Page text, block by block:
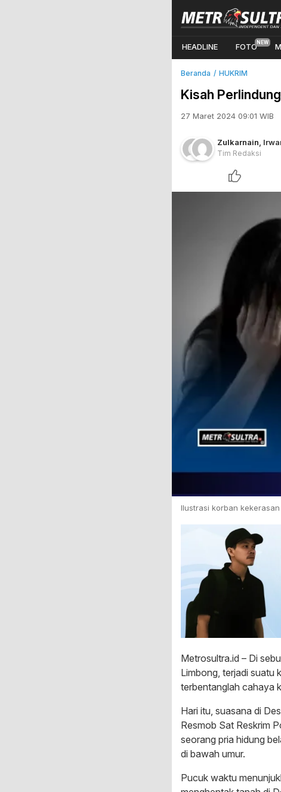
HEADLINE FOTO
Beranda HUKRIM
Kisah
27 Maret 2024 09:01 WIB
Zulkarnain
Tim Redaksi
Ilustrasi korban
Metrosultra.id – Di
Limbong, terjadi suatu
terbentanglah cahaya
Hari itu, suasana di
Resmob Sat Reskrim
seorang pria hidung
di bawah umur.
Pucuk waktu